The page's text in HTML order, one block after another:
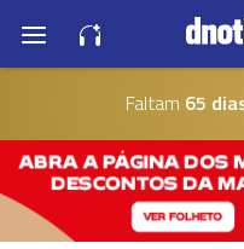
Faltam 65